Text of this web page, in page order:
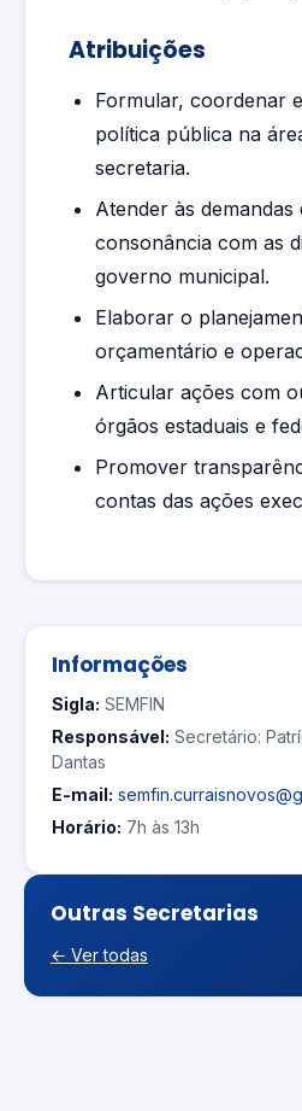
Atribuições
Formular, coordenar
política pública na
secretaria.
Atender às
consonância com as
governo municipal.
Elaborar o
orçamentário e
Articular ações com
órgãos estaduais e
Promover
contas das ações
Informações
Sigla: SEMFIN
Responsável: Secretário:
Dantas
E-mail:
Horário: 7h às 13h
Outras Secretarias
← Ver todas